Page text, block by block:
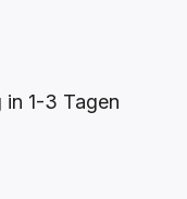
1-3 Tagen